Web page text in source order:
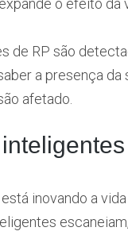
o efeito da
de RP são
a presença
afetado.
inovando a